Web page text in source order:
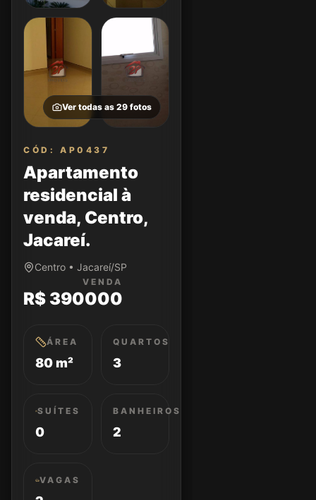
Ver todas as 29 fotos
CÓD: AP0437
Apartamento
residencial à
venda, Centro,
Jacareí.
Centro • Jacareí/SP
VENDA
R$ 390000
ÁREA
80 m²
QUARTOS
3
SUÍTES
0
BANHEIROS
2
VAGAS